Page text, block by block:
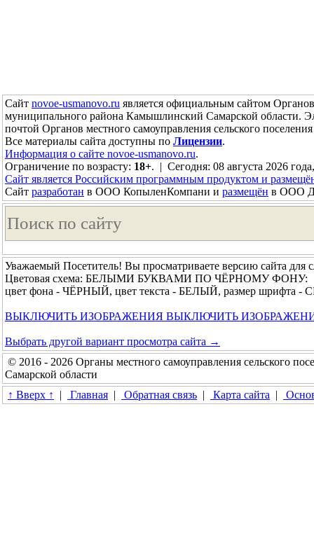
Сайт novoe-usmanovo.ru является официальным сайтом
муниципального района Камышлинский Самарской области.
почтой Органов местного самоуправления сельского
Все материалы сайта доступны по Лицензии.
Информация о сайте novoe-usmanovo.ru.
Ограничение по возрасту: 18+. | Сегодня: 08 августа 2026
Сайт является Российским программным продуктом и
Сайт разработан в ООО КопыленКомпани и размещён в ООО
Уважаемый Посетитель! Вы просматриваете версию сайта для
Цветовая схема: БЕЛЫМИ БУКВАМИ ПО ЧЁРНОМУ ФОНУ:
цвет фона - ЧЁРНЫЙ, цвет текста - БЕЛЫЙ, размер шрифта
ВЫКЛЮЧИТЬ ИЗОБРАЖЕНИЯ ВЫКЛЮЧИТЬ
Выбрать другой вариант просмотра сайта →
© 2016 - 2026 Органы местного самоуправления сельского
Самарской области
↑ Вверх ↑
| Главная | Обратная связь | Карта сайта |